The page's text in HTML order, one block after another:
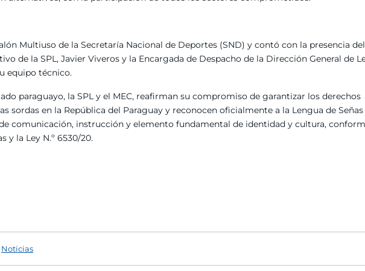
Multiuso de la Secretaría Nacional de Deportes (SND) y contó con la presencia del
de la SPL, Javier Viveros y la Encargada de Despacho de la Dirección General de
equipo técnico.
paraguayo, la SPL y el MEC, reafirman su compromiso de garantizar los derechos
sordas en la República del Paraguay y reconocen oficialmente a la Lengua de Señas
comunicación, instrucción y elemento fundamental de identidad y cultura,
y la Ley N.º 6530/20.
Noticias